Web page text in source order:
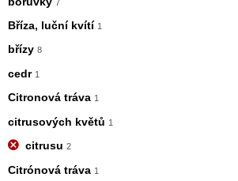
7
Bříza, luční kvítí 1
břízy 8
cedr 1
Citronová tráva 1
citrusových květů 1
citrusu 2
Citrónová tráva 1